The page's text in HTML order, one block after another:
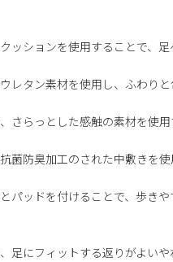
ッションを使用することで、足
レタン素材を使用し、ふわりと
さらっとした感触の素材を使用
菌防臭加工のされた中敷きを使
パッドを付けることで、歩き
足にフィットする返りがよいや